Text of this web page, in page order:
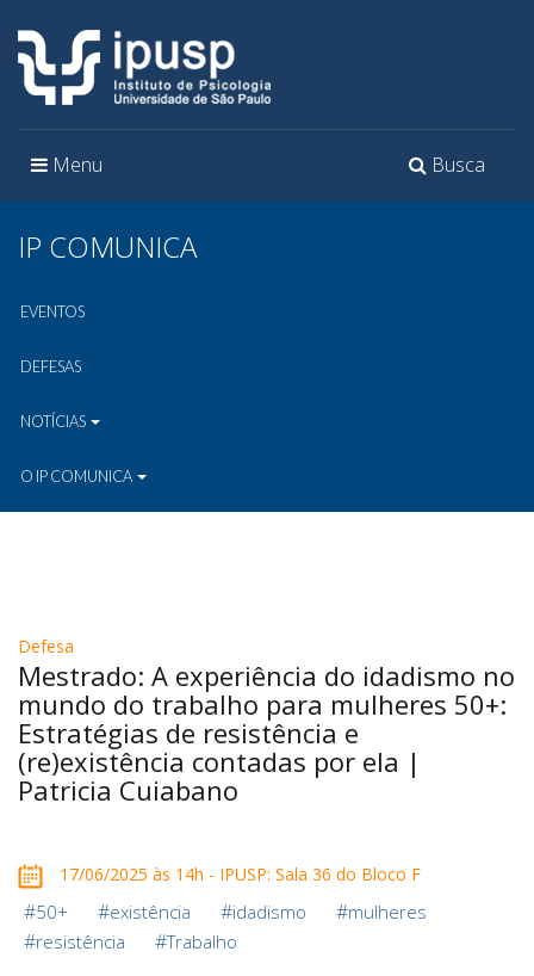
Toggle
Busca
Toggle
Menu
IP COMUNICA
EVENTOS
DEFESAS
NOTÍCIAS
O IP COMUNICA
Defesa
Mestrado: A experiência do idadismo no
mundo do trabalho para mulheres 50+:
Estratégias de resistência e
(re)existência contadas por ela |
Patricia Cuiabano
17/06/2025 às 14h - IPUSP: Sala 36 do Bloco F
#50+ #existência #idadismo #mulheres
#resistência #Trabalho